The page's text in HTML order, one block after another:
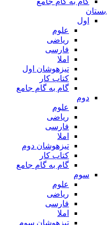
اول
علوم
ریاضی
فارسی
املا
تیزهوشان اول
کتاب کار
گام به گام جامع
دوم
علوم
ریاضی
فارسی
املا
تیزهوشان دوم
کتاب کار
گام به گام جامع
سوم
علوم
ریاضی
فارسی
املا
تیزهوشان سوم